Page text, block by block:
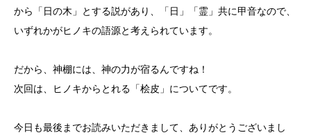
から「日の木」とする説があり、「日」「霊」共に甲音なので、
いずれかがヒノキの語源と考えられています。
だから、神棚には、神の力が宿るんですね！
次回は、ヒノキからとれる「桧皮」についてです。
今日も最後までお読みいただきまして、ありがとうございまし